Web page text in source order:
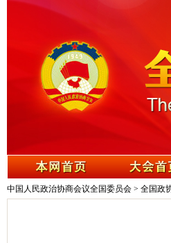
中国人民政治协商会议全国委员会 > 全国政